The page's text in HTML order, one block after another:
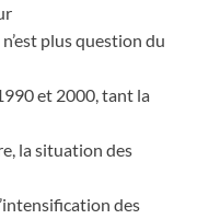
plus question du
et 2000, tant la
la situation des
des